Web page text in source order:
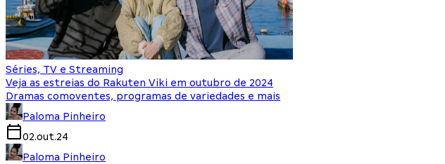
Séries, TV e Streaming
Veja as estreias do Rakuten Viki em outubro de 2024
Dramas comoventes, programas de variedades e mais
Paloma Pinheiro
02.out.24
Paloma Pinheiro